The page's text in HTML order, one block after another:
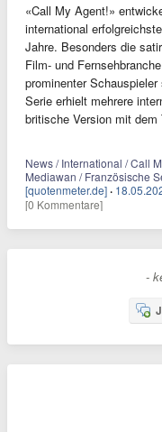
«Call My Agent!»
international
Jahre. Besonders die
Film- und
prominenter
Serie erhielt mehrere
britische Version mit dem
News / International / Call
Mediawan / Französische
[quotenmeter.de] ·
[0 Kommentare]
-